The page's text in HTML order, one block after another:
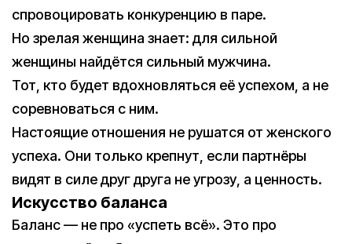
спровоцировать конкуренцию в паре.
Но зрелая женщина знает: для сильной
женщины найдётся сильный мужчина.
Тот, кто будет вдохновляться её успехом, а не
соревноваться с ним.
Настоящие отношения не рушатся от женского
успеха. Они только крепнут, если партнёры
видят в силе друг друга не угрозу, а ценность.
Искусство баланса
Баланс — не про «успеть всё». Это про